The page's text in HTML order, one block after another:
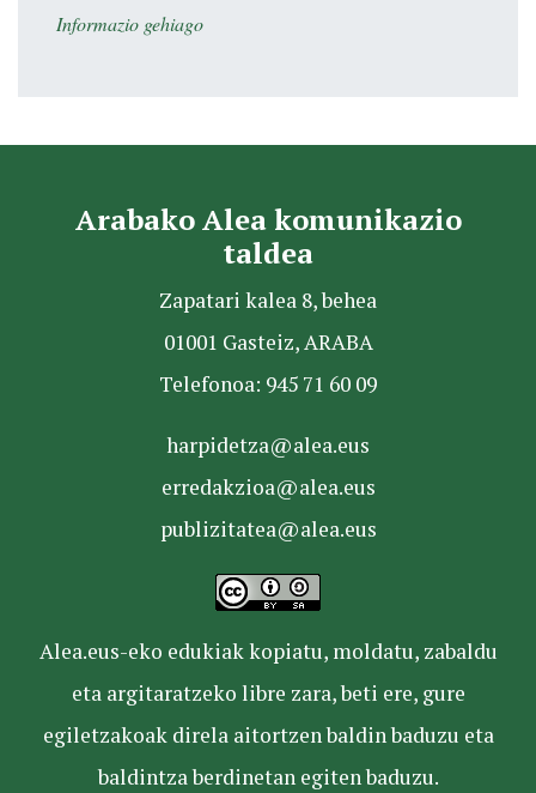
Informazio gehiago
Arabako Alea komunikazio
taldea
Zapatari kalea 8, behea
01001 Gasteiz, ARABA
Telefonoa: 945 71 60 09
harpidetza@alea.eus
erredakzioa@alea.eus
publizitatea@alea.eus
Alea.eus-eko edukiak kopiatu, moldatu, zabaldu
eta argitaratzeko libre zara, beti ere, gure
egiletzakoak direla aitortzen baldin baduzu eta
baldintza berdinetan egiten baduzu.